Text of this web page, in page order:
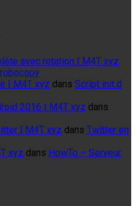
avec rotation | M4T xyz
| M4T xyz dans Script init.d
2016 | M4T xyz dans
| M4T xyz dans Twitter en
xyz dans HowTo – Serveur